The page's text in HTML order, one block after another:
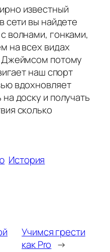
известный
сети вы найдете
волнами, гонками,
на всех видах
потому
наш спорт
вдохновляет
доску и получать
сколько
История
Учимся грести
как Pro →